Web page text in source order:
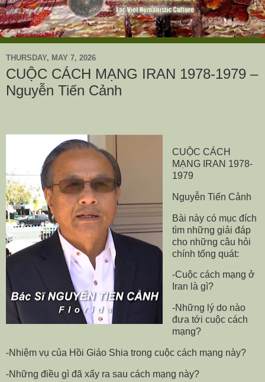
THURSDAY, MAY 7, 2026
CUỘC CÁCH MẠNG IRAN 1978-1979 –
Nguyễn Tiến Cảnh
CUỘC CÁCH
MẠNG IRAN 1978-
1979
Nguyễn Tiến Cảnh
Bài này có mục đích
tìm những giải đáp
cho những câu hỏi
chính tống quát:
-Cuộc cách mạng ở
Iran là gì?
-Những lý do nào
đưa tới cuộc cách
mạng?
-Nhiệm vụ của Hồi Giáo Shia trong cuộc cách mạng này?
-Những điều gì đã xẩy ra sau cách mạng này?